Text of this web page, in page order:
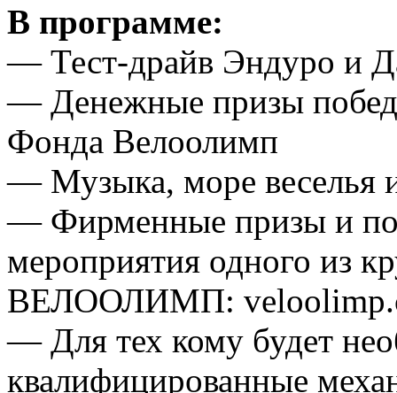
В программе:
— Тест-драйв Эндуро и
— Денежные призы
Фонда Велоолимп
— Музыка, море веселья
— Фирменные призы и
мероприятия одного из
ВЕЛООЛИМП:
— Для тех кому будет
квалифицированные